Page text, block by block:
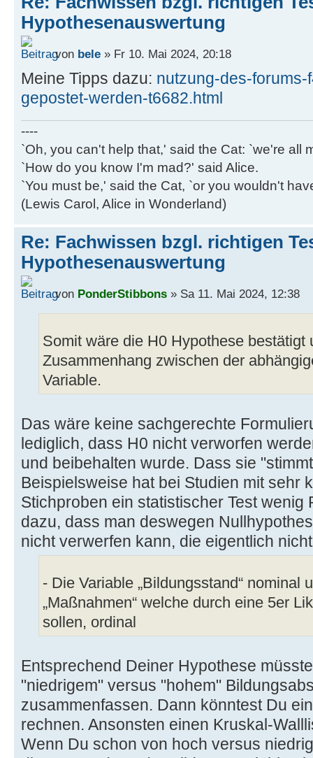
Hypothesenauswertung
von bele » Fr 10. Mai 2024, 20:18
Meine Tipps dazu: nutzung-des-
gepostet-werden-t6682.html
----
`Oh, you can't help that,' said the Cat: `we're all
`How do you know I'm mad?' said Alice.
`You must be,' said the Cat, `or you wouldn't
(Lewis Carol, Alice in Wonderland)
Re: Fachwissen bzgl. richtigen
Hypothesenauswertung
von PonderStibbons » Sa 11. Mai 2024, 12:38
Somit wäre die H0 Hypothese bestätigt
Zusammenhang zwischen der
Variable.
Das wäre keine sachgerechte
lediglich, dass H0 nicht verworfen
und beibehalten wurde. Dass sie
Beispielsweise hat bei Studien mit sehr
Stichproben ein statistischer Test wenig
dazu, dass man deswegen
nicht verwerfen kann, die eigentlich
- Die Variable „Bildungsstand“ nominal
„Maßnahmen“ welche durch eine 5er
sollen, ordinal
Entsprechend Deiner Hypothese
"niedrigem" versus "hohem"
zusammenfassen. Dann könntest Du
rechnen. Ansonsten einen Kruskal-
Wenn Du schon von hoch versus